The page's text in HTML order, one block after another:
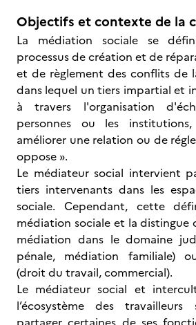
Objectifs et contexte de la
La médiation sociale se
processus de création et de
et de règlement des conflits de
dans lequel un tiers impartial et
à travers l'organisation
personnes ou les
améliorer une relation ou de
oppose ».
Le médiateur social intervient
tiers intervenants dans les
sociale. Cependant, cette
médiation sociale et la distingue
médiation dans le domaine
pénale, médiation familiale)
(droit du travail, commercial).
Le médiateur social et
l’écosystème des